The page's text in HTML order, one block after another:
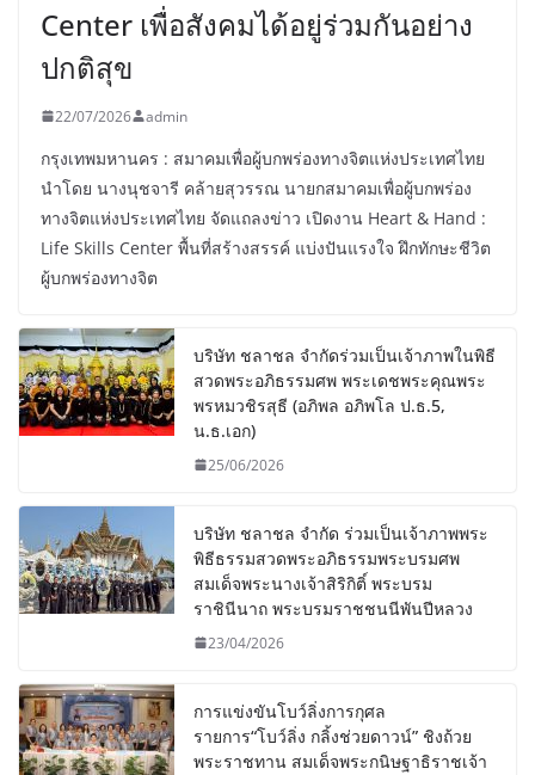
Center เพื่อสังคมได้อยู่ร่วมกันอย่าง
ปกติสุข
22/07/2026 admin
กรุงเทพมหานคร : สมาคมเพื่อผู้บกพร่องทางจิตแห่งประเทศไทย
นำโดย นางนุชจารี คล้ายสุวรรณ นายกสมาคมเพื่อผู้บกพร่อง
ทางจิตแห่งประเทศไทย จัดแถลงข่าว เปิดงาน Heart & Hand :
Life Skills Center พื้นที่สร้างสรรค์ แบ่งปันแรงใจ ฝึกทักษะชีวิต
ผู้บกพร่องทางจิต
บริษัท ชลาชล จำกัดร่วมเป็นเจ้าภาพในพิธี
สวดพระอภิธรรมศพ พระเดชพระคุณพระ
พรหมวชิรสุธี (อภิพล อภิพโล ป.ธ.5,
น.ธ.เอก)
25/06/2026
บริษัท ชลาชล จำกัด ร่วมเป็นเจ้าภาพพระ
พิธีธรรมสวดพระอภิธรรมพระบรมศพ
สมเด็จพระนางเจ้าสิริกิติ์ พระบรม
ราชินีนาถ พระบรมราชชนนีพันปีหลวง
23/04/2026
การแข่งขันโบว์ลิ่งการกุศล
รายการ“โบว์ลิ่ง กลิ้งช่วยดาวน์” ชิงถ้วย
พระราชทาน สมเด็จพระกนิษฐาธิราชเจ้า